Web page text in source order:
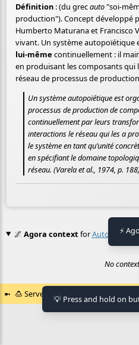
Définition : (du grecauto"soi-
production"). Concept développé
Humberto Maturana et Francisco
vivant. Un système autopoïétique
lui-même continuellement : il
en produisant les composants qui
réseau de processus de
Un système autopoïétique est
processus de production de
continuellement par leurs
interactions le réseau qui les a
le système en tant qu’unité
en spécifiant le domaine
réseau. (Varela et al., 1974, p.
🌌 Agora context forAutopoïése
No
🍮 Served by the Agora of Flancia
⚡
💡 Press and hold on